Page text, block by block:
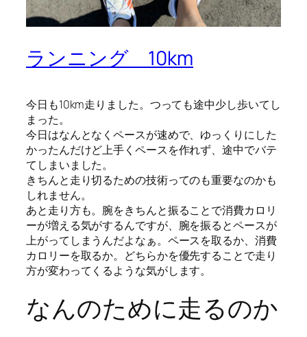
ランニング 10km
今日も10km走りました。つっても途中少し歩いてし
まった。
今日はなんとなくペースが速めで、ゆっくりにした
かったんだけど上手くペースを作れず、途中でバテ
てしまいました。
きちんと走り切るための技術ってのも重要なのかも
しれません。
あと走り方も。腕をきちんと振ることで消費カロリ
ーが増える気がするんですが、腕を振るとペースが
上がってしまうんだよなぁ。ペースを取るか、消費
カロリーを取るか。どちらかを優先することで走り
方が変わってくるような気がします。
なんのために走るのか